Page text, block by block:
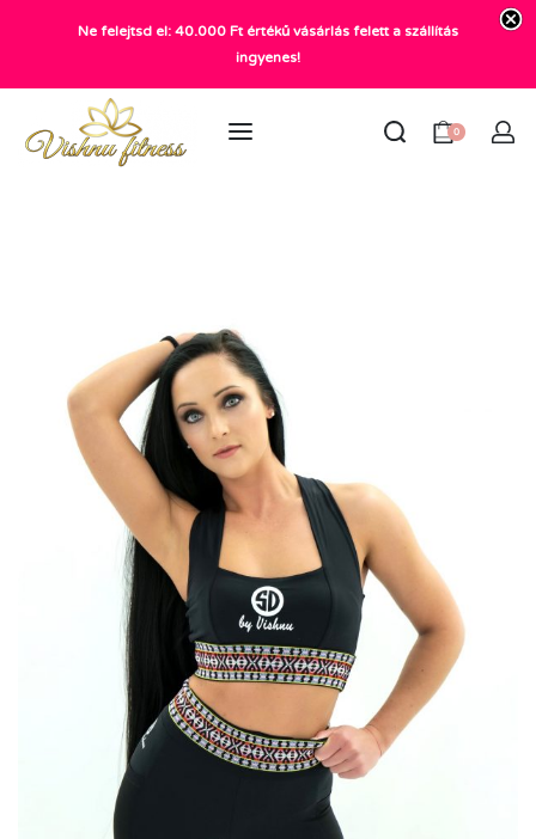
+36 20 372 2969
info@vishnu.hu
0
Ne felejtsd el: 40.000 Ft értékű vásárlás felett a szállítás
ingyenes!